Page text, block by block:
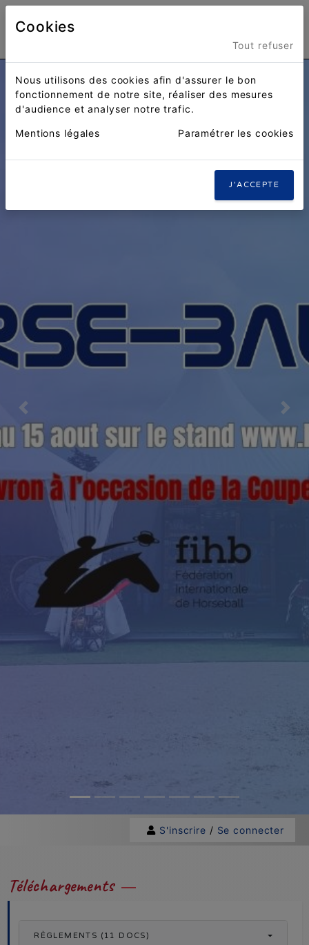
Previous Next
S'inscrire / Se connecter
Téléchargements
RÈGLEMENTS (11 DOCS)
Cookies
Tout refuser
Nous utilisons des cookies afin d'assurer le bon
fonctionnement de notre site, réaliser des mesures
d'audience et analyser notre trafic.
Mentions légales Paramétrer les cookies
J'ACCEPTE